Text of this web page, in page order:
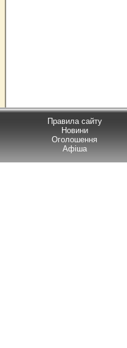
Правила сайту
Новини
Оголошення
Афіша